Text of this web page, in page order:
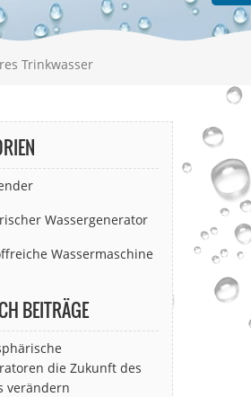
Trinkwasser
Wassergenerator
Wassermaschine
BEITRÄGE
die Zukunft des
verändern